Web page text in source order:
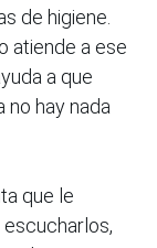
de higiene.
atiende a ese
a que
no hay nada
que le